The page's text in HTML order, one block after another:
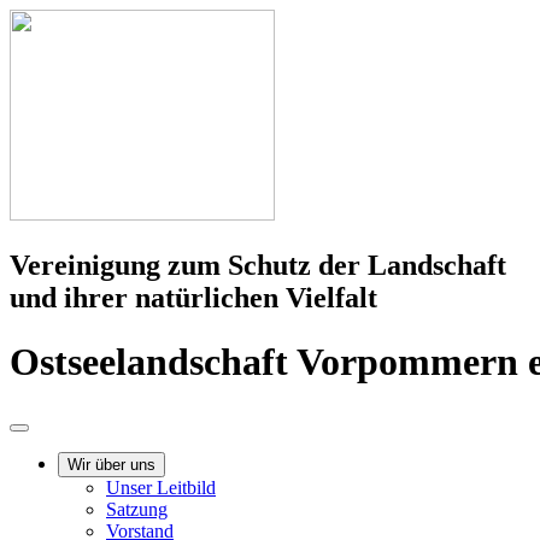
Vereinigung zum Schutz der Landschaft
und ihrer natürlichen Vielfalt
Ostseelandschaft Vorpommern
Wir über uns
Unser Leitbild
Satzung
Vorstand